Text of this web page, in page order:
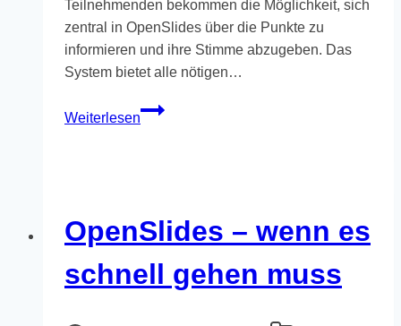
Teilnehmenden bekommen die Möglichkeit, sich
zentral in OpenSlides über die Punkte zu
informieren und ihre Stimme abzugeben. Das
System bietet alle nötigen…
Weiterlesen
Umlaufbeschlüsse
OpenSlides – wenn es
schnell gehen muss